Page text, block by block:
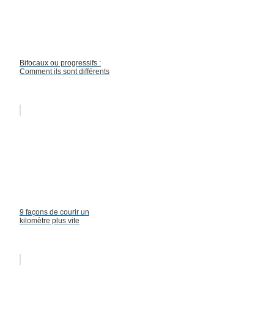
Bifocaux ou progressifs :
Comment ils sont différents
9 façons de courir un
kilomètre plus vite